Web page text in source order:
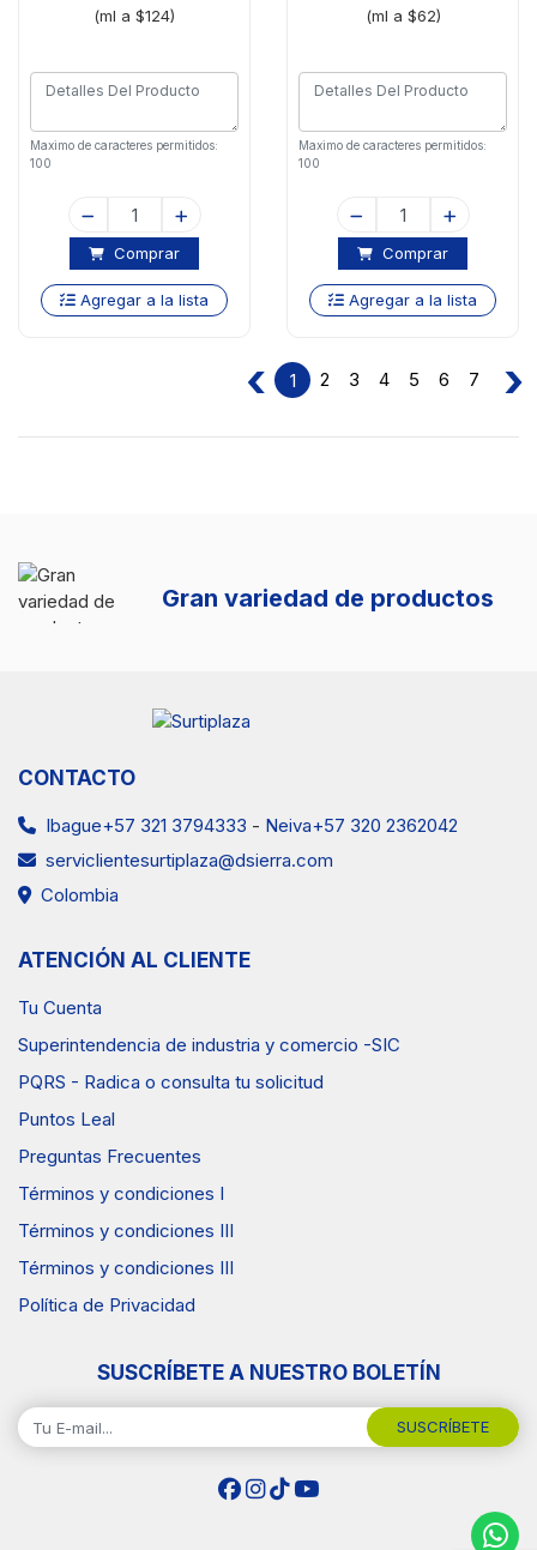
(ml a $124)
Maximo de caracteres permitidos:
100
Comprar
Agregar a la lista
(ml a $62)
Maximo de caracteres permitidos:
100
Comprar
Agregar a la lista
‹ 1 2 3 4 5 6 7 ›
Gran variedad de productos
CONTACTO
Ibague+57 321 3794333 - Neiva+57 320 2362042
serviclientesurtiplaza@dsierra.com
Colombia
ATENCIÓN AL CLIENTE
Tu Cuenta
Superintendencia de industria y comercio -SIC
PQRS - Radica o consulta tu solicitud
Puntos Leal
Preguntas Frecuentes
Términos y condiciones I
Términos y condiciones III
Términos y condiciones III
Política de Privacidad
SUSCRÍBETE A NUESTRO BOLETÍN
SUSCRÍBETE